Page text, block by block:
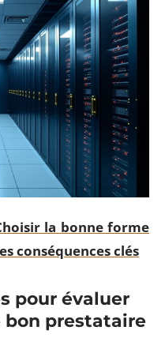
la bonne forme
conséquences clés
pour évaluer
prestataire